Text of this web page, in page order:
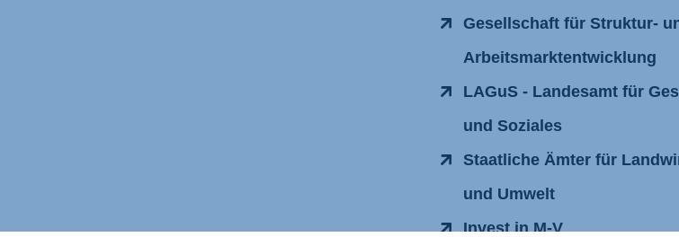
Gesellschaft für Struktur-
Arbeitsmarktentwicklung
LAGuS - Landesamt für
und Soziales
Staatliche Ämter für
und Umwelt
Invest in M-V